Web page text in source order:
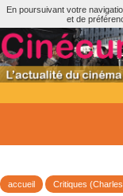
En poursuivant votre
et de
accueil Critiques